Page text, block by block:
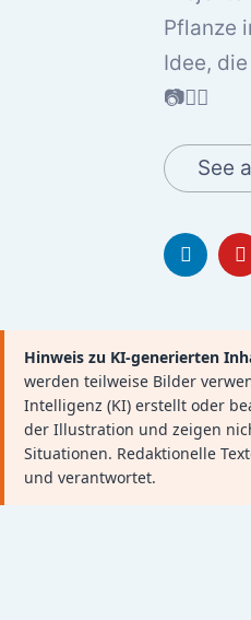
Pflanze
Idee,
📷🚵‍♂️
See
Hinweis zu KI-generierten
werden teilweise Bilder
Intelligenz (KI) erstellt oder
der Illustration und zeigen
Situationen. Redaktionelle
und verantwortet.